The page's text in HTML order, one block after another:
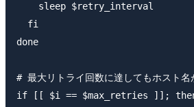
    sleep $retry_interval
  fi
done
# 最大リトライ回数に達してもホスト名
if [[ $i == $max_retries ]];